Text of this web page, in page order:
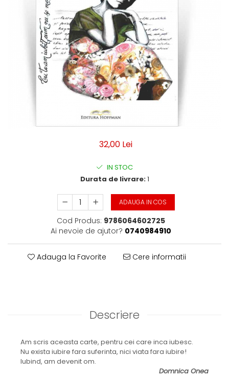
Universala
Non-fictiune
Memorii, biografii si jurnale
Publicistica, Reportaje, Interviuri
32,00 Lei
IN STOC
Durata de livrare:1
ADAUGA IN COS
Cod Produs: 9786064602725
Ai nevoie de ajutor? 0740984910
Adauga la Favorite Cere informatii
Descriere
Am scris aceasta carte, pentru cei care inca iubesc.
Nu exista iubire fara suferinta, nici viata fara iubire!
Iubind, am devenit om.
Domnica Onea